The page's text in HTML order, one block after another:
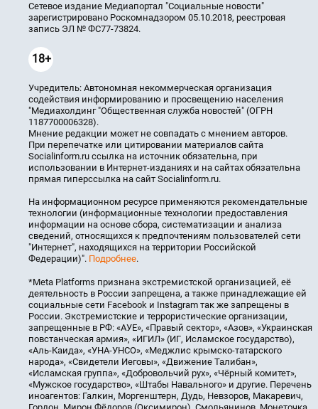
Сетевое издание Медиапортал "Социальные новости"
зарегистрировано Роскомнадзором 05.10.2018, реестровая
запись ЭЛ № ФС77-73824.
18+
Учредитель: Автономная некоммерческая организация
содействия информированию и просвещению населения
"Медиахолдинг "Общественная служба новостей" (ОГРН
1187700006328).
Мнение редакции может не совпадать с мнением авторов.
При перепечатке или цитировании материалов сайта
Socialinform.ru ссылка на источник обязательна, при
использовании в Интернет-изданиях и на сайтах обязательна
прямая гиперссылка на сайт Socialinform.ru.
На информационном ресурсе применяются рекомендательные
технологии (информационные технологии предоставления
информации на основе сбора, систематизации и анализа
сведений, относящихся к предпочтениям пользователей сети
"Интернет", находящихся на территории Российской
Федерации)". Подробнее.
*Meta Platforms признана экстремистской организацией, её
деятельность в России запрещена, а также принадлежащие ей
социальные сети Facebook и Instagram так же запрещены в
России. Экстремистские и террористические организации,
запрещенные в РФ: «АУЕ», «Правый сектор», «Азов», «Украинская
повстанческая армия», «ИГИЛ» (ИГ, Исламское государство),
«Аль-Каида», «УНА-УНСО», «Меджлис крымско-татарского
народа», «Свидетели Иеговы», «Движение Талибан»,
«Исламская группа», «Добровольчий рух», «Чёрный комитет»,
«Мужское государство», «Штабы Навального» и другие. Перечень
иноагентов: Галкин, Моргенштерн, Дудь, Невзоров, Макаревич,